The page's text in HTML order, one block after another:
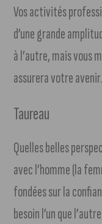
Vos activités
d’une grande
à l’autre, mais vous
assurera votre avenir.
Taureau
Quelles belles
avec l’homme (la
fondées sur la
besoin l’un que